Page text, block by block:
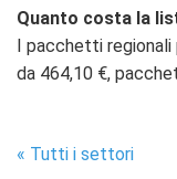
Quanto costa la
I pacchetti
da 464,10 €,
« Tutti i settori